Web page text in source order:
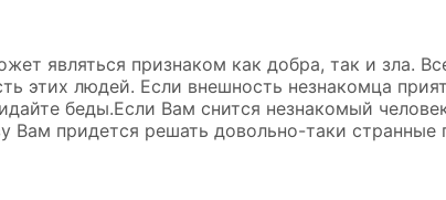
являться признаком как добра, так и зла.
этих людей. Если внешность незнакомца
беды.Если Вам снится незнакомый
Вам придется решать довольно-таки странные